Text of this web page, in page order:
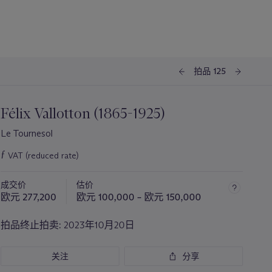
拍品 125
Félix Vallotton (1865-1925)
Le Tournesol
关
此
拍
重
ƒ VAT (reduced rate)
成交价
欧元 277,200
估价
欧元 100,000 – 欧元 150,000
拍品终止拍卖: 2023年10月20日
关注 分享